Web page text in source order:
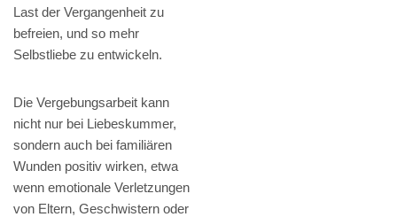
Last der Vergangenheit zu
befreien, und so mehr
Selbstliebe zu entwickeln.
Die Vergebungsarbeit kann
nicht nur bei Liebeskummer,
sondern auch bei familiären
Wunden positiv wirken, etwa
wenn emotionale Verletzungen
von Eltern, Geschwistern oder